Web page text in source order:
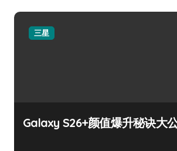
三星
Galaxy S26+颜值爆升秘诀大